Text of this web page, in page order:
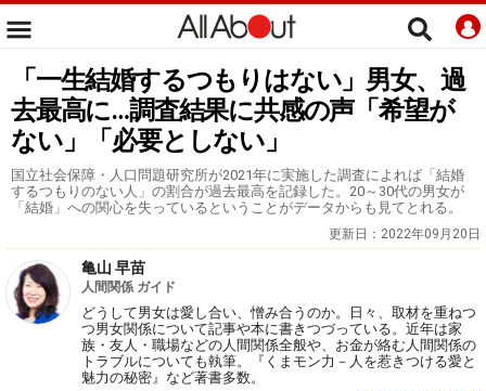
「一生結婚するつもりはない」男女、過
去最高に…調査結果に共感の声「希望が
ない」「必要としない」
国立社会保障・人口問題研究所が2021年に実施した調査によれば「結婚
するつもりのない人」の割合が過去最高を記録した。20～30代の男女が
「結婚」への関心を失っているということがデータからも見てとれる。
更新日： 2022年09月20日
亀山 早苗
人間関係 ガイド
どうして男女は愛し合い、憎み合うのか。日々、取材を重ねつ
つ男女関係について記事や本に書きつづっている。近年は家
族・友人・職場などの人間関係全般や、お金が絡む人間関係の
トラブルについても執筆。『くまモン力－人を惹きつける愛と
魅力の秘密』など著書多数。